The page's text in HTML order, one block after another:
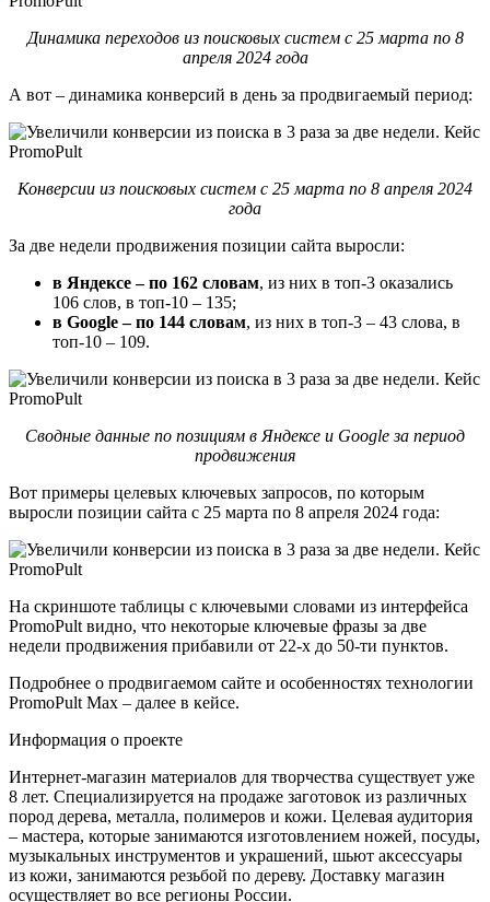
Динамика переходов из поисковых систем с 25 марта по 8
апреля 2024 года
А вот – динамика конверсий в день за продвигаемый период:
Конверсии из поисковых систем с 25 марта по 8 апреля 2024
года
За две недели продвижения позиции сайта выросли:
в Яндексе – по 162 словам, из них в топ-3 оказались
106 слов, в топ-10 – 135;
в Google – по 144 словам, из них в топ-3 – 43 слова, в
топ-10 – 109.
Сводные данные по позициям в Яндексе и Google за период
продвижения
Вот примеры целевых ключевых запросов, по которым
выросли позиции сайта с 25 марта по 8 апреля 2024 года:
На скриншоте таблицы с ключевыми словами из интерфейса
PromoPult видно, что некоторые ключевые фразы за две
недели продвижения прибавили от 22-х до 50-ти пунктов.
Подробнее о продвигаемом сайте и особенностях технологии
PromoPult Max – далее в кейсе.
Информация о проекте
Интернет-магазин материалов для творчества существует уже
8 лет. Специализируется на продаже заготовок из различных
пород дерева, металла, полимеров и кожи. Целевая аудитория
– мастера, которые занимаются изготовлением ножей, посуды,
музыкальных инструментов и украшений, шьют аксессуары
из кожи, занимаются резьбой по дереву. Доставку магазин
осуществляет во все регионы России.